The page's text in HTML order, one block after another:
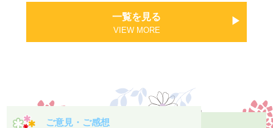
一覧を見る
VIEW MORE
ご意見・ご感想